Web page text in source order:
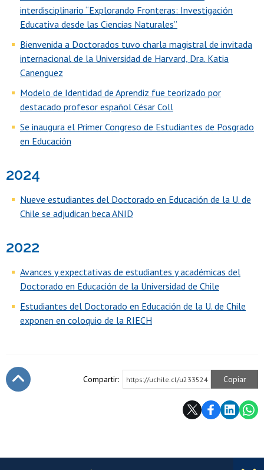
interdisciplinario “Explorando Fronteras: Investigación
Educativa desde las Ciencias Naturales”
Bienvenida a Doctorados tuvo charla magistral de invitada
internacional de la Universidad de Harvard, Dra. Katia
Canenguez
Modelo de Identidad de Aprendiz fue teorizado por
destacado profesor español César Coll
Se inaugura el Primer Congreso de Estudiantes de Posgrado
en Educación
2024
Nueve estudiantes del Doctorado en Educación de la U. de
Chile se adjudican beca ANID
2022
Avances y expectativas de estudiantes y académicas del
Doctorado en Educación de la Universidad de Chile
Estudiantes del Doctorado en Educación de la U. de Chile
exponen en coloquio de la RIECH
Compartir: https://uchile.cl/u233524 Copiar
Más información